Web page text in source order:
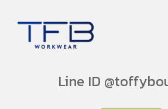
Line ID